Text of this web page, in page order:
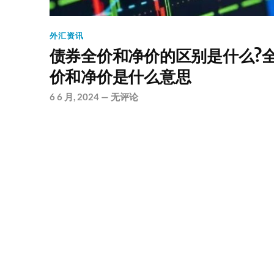
外汇资讯
债券全价和净价的区别是什么?
价和净价是什么意思
6 6 月, 2024— 无评论